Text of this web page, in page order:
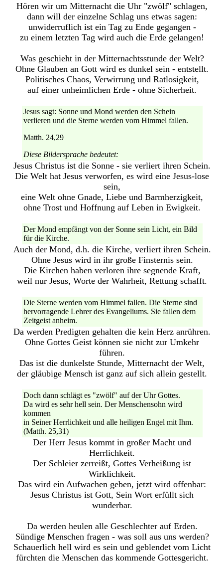
Hören wir um Mitternacht die Uhr "zwölf" schlagen,
dann will der einzelne Schlag uns etwas sagen:
unwiderruflich ist ein Tag zu Ende gegangen -
zu einem letzten Tag wird auch die Erde gelangen!
Was geschieht in der Mitternachtsstunde der Welt?
Ohne Glauben an Gott wird es dunkel sein - entstellt.
Politisches Chaos, Verwirrung und Ratlosigkeit,
auf einer unheimlichen Erde - ohne Sicherheit.
Jesus sagt: Sonne und Mond werden den Schein
verlieren und die Sterne werden vom Himmel fallen.
Matth. 24,29
Diese Bildersprache bedeutet:
Jesus Christus ist die Sonne - sie verliert ihren Schein.
Die Welt hat Jesus verworfen, es wird eine Jesus-lose
sein,
eine Welt ohne Gnade, Liebe und Barmherzigkeit,
ohne Trost und Hoffnung auf Leben in Ewigkeit.
Der Mond empfängt von der Sonne sein Licht, ein Bild
für die Kirche.
Auch der Mond, d.h. die Kirche, verliert ihren Schein.
Ohne Jesus wird in ihr große Finsternis sein.
Die Kirchen haben verloren ihre segnende Kraft,
weil nur Jesus, Worte der Wahrheit, Rettung schafft.
Die Sterne werden vom Himmel fallen. Die Sterne sind
hervorragende Lehrer des Evangeliums. Sie fallen dem
Zeitgeist anheim.
Da werden Predigten gehalten die kein Herz anrühren.
Ohne Gottes Geist können sie nicht zur Umkehr
führen.
Das ist die dunkelste Stunde, Mitternacht der Welt,
der gläubige Mensch ist ganz auf sich allein gestellt.
Doch dann schlägt es "zwölf" auf der Uhr Gottes.
Da wird es sehr hell sein. Der Menschensohn wird
kommen
in Seiner Herrlichkeit und alle heiligen Engel mit Ihm.
(Matth. 25,31)
Der Herr Jesus kommt in großer Macht und
Herrlichkeit.
Der Schleier zerreißt, Gottes Verheißung ist
Wirklichkeit.
Das wird ein Aufwachen geben, jetzt wird offenbar:
Jesus Christus ist Gott, Sein Wort erfüllt sich
wunderbar.
Da werden heulen alle Geschlechter auf Erden.
Sündige Menschen fragen - was soll aus uns werden?
Schauerlich hell wird es sein und geblendet vom Licht
fürchten die Menschen das kommende Gottesgericht.